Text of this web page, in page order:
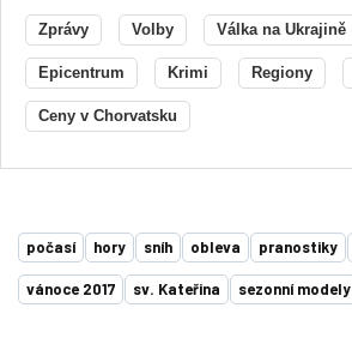
Zprávy Volby Válka na Ukrajině
Epicentrum Krimi Regiony
Ceny v Chorvatsku
počasí hory sníh obleva pranostiky
vánoce 2017 sv. Kateřina sezonní modely